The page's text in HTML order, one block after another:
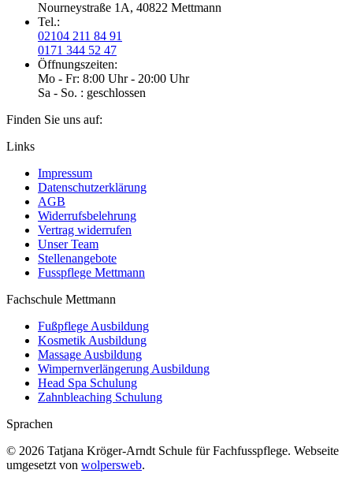
der
Nourneystraße 1A, 40822 Mettmann
Tel.:
02104 211 84 91
0171 344 52 47
Öffnungszeiten:
Mo - Fr: 8:00 Uhr - 20:00 Uhr
Sa - So. : geschlossen
Finden Sie uns auf:
Facebook
opens
new
window
Instagram
opens
new
window
Links
Impressum
Datenschutzerklärung
AGB
Widerrufsbelehrung
Vertrag widerrufen
Unser Team
Stellenangebote
Fusspflege Mettmann
Fachschule Mettmann
Fußpflege Ausbildung
Kosmetik Ausbildung
Massage Ausbildung
Wimpernverlängerung Ausbildung
Head Spa Schulung
Zahnbleaching Schulung
Sprachen
© 2026 Tatjana Kröger-Arndt Schule für Fachfusspflege. Webseite
umgesetzt von wolpersweb.